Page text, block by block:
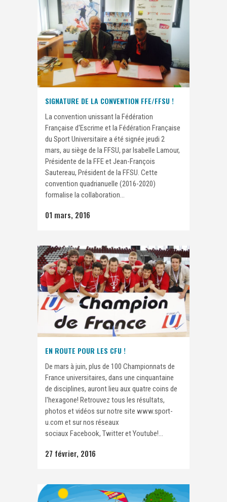
SIGNATURE DE LA CONVENTION FFE/FFSU !
La convention unissant la Fédération
Française d'Escrime et la Fédération Française
du Sport Universitaire a été signée jeudi 2
mars, au siège de la FFSU, par Isabelle Lamour,
Présidente de la FFE et Jean-François
Sautereau, Président de la FFSU. Cette
convention quadrianuelle (2016-2020)
formalise la collaboration...
01 mars, 2016
EN ROUTE POUR LES CFU !
De mars à juin, plus de 100 Championnats de
France universitaires, dans une cinquantaine
de disciplines, auront lieu aux quatre coins de
l'hexagone! Retrouvez tous les résultats,
photos et vidéos sur notre site www.sport-
u.com et sur nos réseaux
sociaux Facebook, Twitter et Youtube!...
27 février, 2016